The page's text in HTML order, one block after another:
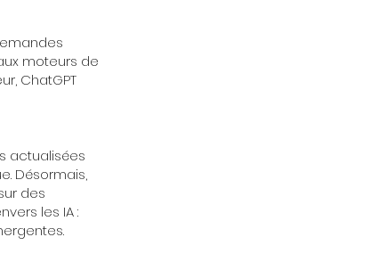
moteurs de
ChatGPT
actualisées
Désormais,
des
les IA :